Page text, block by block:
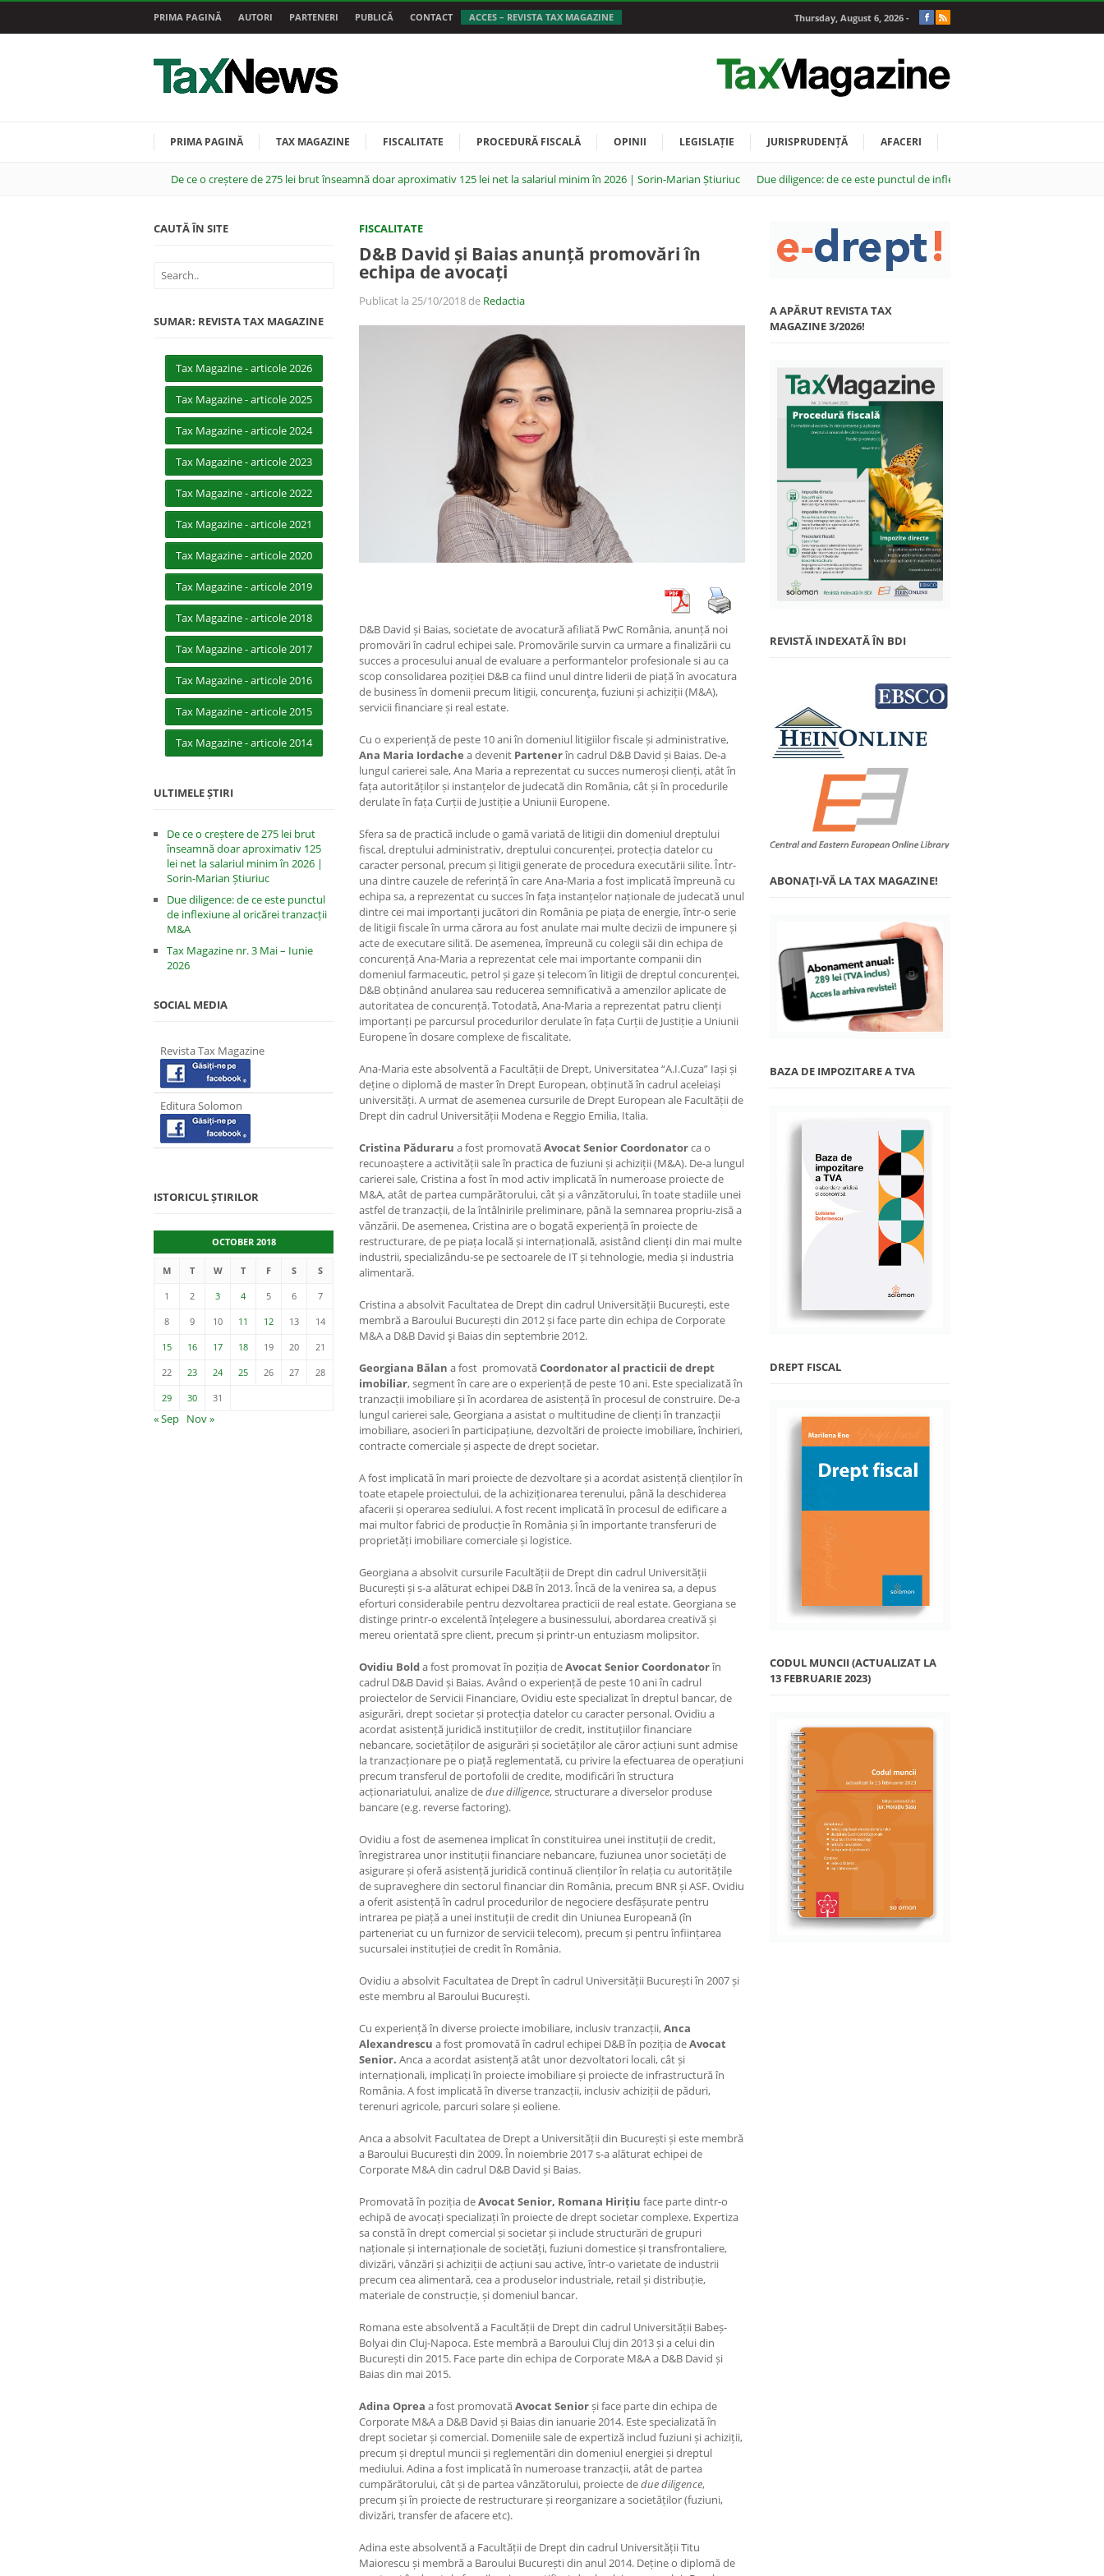
PRIMA PAGINĂ AUTORI PARTENERI PUBLICĂ CONTACT ACCES – REVISTA TAX MAGAZINE Thursday, August 6, 2026 -
PRIMA PAGINĂ TAX MAGAZINE FISCALITATE PROCEDURĂ FISCALĂ OPINII LEGISLAȚIE JURISPRUDENȚĂ AFACERI
De ce o creștere de 275 lei brut înseamnă doar aproximativ 125 lei net la salariul minim în 2026 | Sorin-Marian Știuriuc Due diligence: de ce este punctul de inflexiune al oricărei tranzacții M&A
FISCALITATE
D&B David și Baias anunță promovări în
echipa de avocați
Publicat la 25/10/2018 de Redactia
D&B David și Baias, societate de avocatură afiliată PwC România, anunță noi
promovări în cadrul echipei sale. Promovările survin ca urmare a finalizării cu
succes a procesului anual de evaluare a performantelor profesionale si au ca
scop consolidarea poziției D&B ca fiind unul dintre liderii de piață în avocatura
de business în domenii precum litigii, concurenţa, fuziuni și achiziții (M&A),
servicii financiare și real estate.
Cu o experiență de peste 10 ani în domeniul litigiilor fiscale și administrative,
Ana Maria Iordache a devenit Partenerîn cadrul D&B David și Baias. De-a
lungul carierei sale, Ana Maria a reprezentat cu succes numeroși clienți, atât în
fața autorităților și instanțelor de judecată din România, cât și în procedurile
derulate în fața Curții de Justiție a Uniunii Europene.
Sfera sa de practică include o gamă variată de litigii din domeniul dreptului
fiscal, dreptului administrativ, dreptului concurenței, protecția datelor cu
caracter personal, precum și litigii generate de procedura executării silite. Într-
una dintre cauzele de referință în care Ana-Maria a fost implicată împreună cu
echipa sa, a reprezentat cu succes în fața instanțelor naționale de judecată unul
dintre cei mai importanți jucători din România pe piața de energie, într-o serie
de litigii fiscale în urma cărora au fost anulate mai multe decizii de impunere și
acte de executare silită. De asemenea, împreună cu colegii săi din echipa de
concurență Ana-Maria a reprezentat cele mai importante companii din
domeniul farmaceutic, petrol și gaze și telecom în litigii de dreptul concurenței,
D&B obținând anularea sau reducerea semnificativă a amenzilor aplicate de
autoritatea de concurență. Totodată, Ana-Maria a reprezentat patru clienți
importanți pe parcursul procedurilor derulate în fața Curții de Justiție a Uniunii
Europene în dosare complexe de fiscalitate.
Ana-Maria este absolventă a Facultății de Drept, Universitatea “A.I.Cuza” Iași și
deține o diplomă de master în Drept European, obținută în cadrul aceleiași
universități. A urmat de asemenea cursurile de Drept European ale Facultății de
Drept din cadrul Universității Modena e Reggio Emilia, Italia.
Cristina Păduraru a fost promovatăAvocat Senior Coordonatorca o
recunoaștere a activității sale în practica de fuziuni și achiziții (M&A). De-a lungul
carierei sale, Cristina a fost în mod activ implicată în numeroase proiecte de
M&A, atât de partea cumpărătorului, cât și a vânzătorului, în toate stadiile unei
astfel de tranzacții, de la întâlnirile preliminare, până la semnarea propriu-zisă a
vânzării. De asemenea, Cristina are o bogată experiență în proiecte de
restructurare, de pe piața locală și internațională, asistând clienți din mai multe
industrii, specializându-se pe sectoarele de IT și tehnologie, media și industria
alimentară.
Cristina a absolvit Facultatea de Drept din cadrul Universității București, este
membră a Baroului București din 2012 și face parte din echipa de Corporate
M&A a D&B David şi Baias din septembrie 2012.
Georgiana Bălan a fost promovatăCoordonator al practicii de drept
imobiliar, segment în care are o experiență de peste 10 ani. Este specializată în
tranzacții imobiliare și în acordarea de asistență în procesul de construire. De-a
lungul carierei sale, Georgiana a asistat o multitudine de clienți în tranzacții
imobiliare, asocieri în participațiune, dezvoltări de proiecte imobiliare, închirieri,
contracte comerciale și aspecte de drept societar.
A fost implicată în mari proiecte de dezvoltare și a acordat asistență clienților în
toate etapele proiectului, de la achiziționarea terenului, până la deschiderea
afacerii și operarea sediului. A fost recent implicată în procesul de edificare a
mai multor fabrici de producție în România și în importante transferuri de
proprietăți imobiliare comerciale și logistice.
Georgiana a absolvit cursurile Facultății de Drept din cadrul Universității
București și s-a alăturat echipei D&B în 2013. Încă de la venirea sa, a depus
eforturi considerabile pentru dezvoltarea practicii de real estate. Georgiana se
distinge printr-o excelentă înțelegere a businessului, abordarea creativă și
mereu orientată spre client, precum și printr-un entuziasm molipsitor.
Ovidiu Bolda fost promovat în poziția deAvocat Senior Coordonatorîn
cadrul D&B David și Baias. Având o experiență de peste 10 ani în cadrul
proiectelor de Servicii Financiare, Ovidiu este specializat în dreptul bancar, de
asigurări, drept societar și protecția datelor cu caracter personal. Ovidiu a
acordat asistență juridică instituțiilor de credit, instituțiilor financiare
nebancare, societăților de asigurări și societăților ale căror acțiuni sunt admise
la tranzacționare pe o piață reglementată, cu privire la efectuarea de operațiuni
precum transferul de portofolii de credite, modificări în structura
acționariatului, analize dedue dilligence, structurare a diverselor produse
bancare (e.g. reverse factoring).
Ovidiu a fost de asemenea implicat în constituirea unei instituții de credit,
înregistrarea unor instituții financiare nebancare, fuziunea unor societăți de
asigurare și oferă asistență juridică continuă clienților în relația cu autoritățile
de supraveghere din sectorul financiar din România, precum BNR și ASF. Ovidiu
a oferit asistență în cadrul procedurilor de negociere desfășurate pentru
intrarea pe piață a unei instituții de credit din Uniunea Europeană (în
parteneriat cu un furnizor de servicii telecom), precum și pentru înființarea
sucursalei instituției de credit în România.
Ovidiu a absolvit Facultatea de Drept în cadrul Universității București în 2007 și
este membru al Baroului București.
Cu experiență în diverse proiecte imobiliare, inclusiv tranzacții,Anca
Alexandrescu a fost promovată în cadrul echipei D&B în poziția deAvocat
Senior. Anca a acordat asistență atât unor dezvoltatori locali, cât și
internaționali, implicați în proiecte imobiliare și proiecte de infrastructură în
România. A fost implicată în diverse tranzacții, inclusiv achiziții de păduri,
terenuri agricole, parcuri solare și eoliene.
Anca a absolvit Facultatea de Drept a Universității din București și este membră
a Baroului București din 2009. În noiembrie 2017 s-a alăturat echipei de
Corporate M&A din cadrul D&B David și Baias.
Promovată în poziția deAvocat Senior, Romana Hirițiu face parte dintr-o
echipă de avocați specializați în proiecte de drept societar complexe. Expertiza
sa constă în drept comercial și societar și include structurări de grupuri
naționale și internaționale de societăți, fuziuni domestice și transfrontaliere,
divizări, vânzări și achiziții de acțiuni sau active, într-o varietate de industrii
precum cea alimentară, cea a produselor industriale, retail și distribuție,
materiale de construcție, și domeniul bancar.
Romana este absolventă a Facultății de Drept din cadrul Universității Babeș-
Bolyai din Cluj-Napoca. Este membră a Baroului Cluj din 2013 și a celui din
București din 2015. Face parte din echipa de Corporate M&A a D&B David și
Baias din mai 2015.
Adina Oprea a fost promovatăAvocat Seniorși face parte din echipa de
Corporate M&A a D&B David și Baias din ianuarie 2014. Este specializată în
drept societar și comercial. Domeniile sale de expertiză includ fuziuni și achiziții,
precum și dreptul muncii și reglementări din domeniul energiei și dreptul
mediului. Adina a fost implicată în numeroase tranzacții, atât de partea
cumpărătorului, cât și de partea vânzătorului, proiecte dedue diligence,
precum și în proiecte de restructurare și reorganizare a societăților (fuziuni,
divizări, transfer de afacere etc).
Adina este absolventă a Facultății de Drept din cadrul Universității Titu
Maiorescu și membră a Baroului București din anul 2014. Deține o diplomă de
CAUTĂ ÎN SITE
SUMAR: REVISTA TAX MAGAZINE
Tax Magazine - articole 2026
Tax Magazine - articole 2025
Tax Magazine - articole 2024
Tax Magazine - articole 2023
Tax Magazine - articole 2022
Tax Magazine - articole 2021
Tax Magazine - articole 2020
Tax Magazine - articole 2019
Tax Magazine - articole 2018
Tax Magazine - articole 2017
Tax Magazine - articole 2016
Tax Magazine - articole 2015
Tax Magazine - articole 2014
ULTIMELE ȘTIRI
De ce o creștere de 275 lei brut
înseamnă doar aproximativ 125
lei net la salariul minim în 2026 |
Sorin-Marian Știuriuc
Due diligence: de ce este punctul
de inflexiune al oricărei tranzacții
M&A
Tax Magazine nr. 3 Mai – Iunie
2026
SOCIAL MEDIA
Revista Tax Magazine
Editura Solomon
ISTORICUL ȘTIRILOR
OCTOBER 2018
M T W T F S S
1 2 3 4 5 6 7
8 9 10 11 12 13 14
15 16 17 18 19 20 21
22 23 24 25 26 27 28
29 30 31
« Sep Nov »
A APĂRUT REVISTA TAX
MAGAZINE 3/2026!
REVISTĂ INDEXATĂ ÎN BDI
ABONAŢI-VĂ LA TAX MAGAZINE!
BAZA DE IMPOZITARE A TVA
DREPT FISCAL
CODUL MUNCII (ACTUALIZAT LA
13 FEBRUARIE 2023)